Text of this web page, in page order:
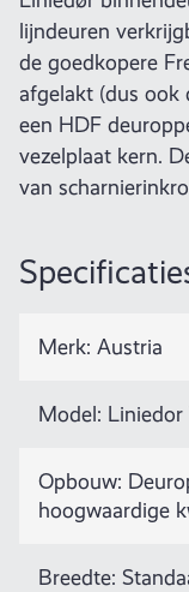
lijndeuren
de goedkopere
afgelakt (dus ook
een HDF
vezelplaat kern.
van
Merk: Austria
Model: Liniedor
Opbouw:
hoogwaardige
Breedte: